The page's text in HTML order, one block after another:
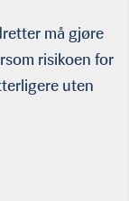
må gjøre
risikoen for
uten